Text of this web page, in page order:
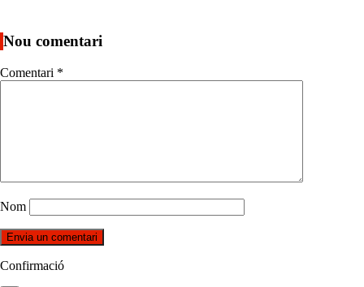
Nou comentari
Comentari *
Nom
Confirmació